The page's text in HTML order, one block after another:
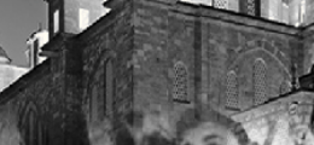
Бизнес мир